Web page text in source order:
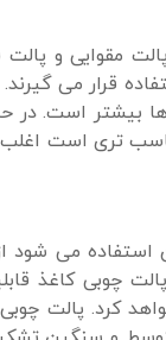
مقوایی و
قرار می
بیشتر است. در
تری است اغلب
استفاده می شود
چوبی کاغذ
کرد. پالت